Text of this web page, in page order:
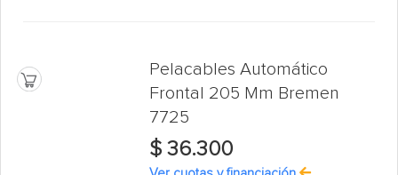
Pelacables Automático
Frontal 205 Mm Bremen
7725
$ 36.300